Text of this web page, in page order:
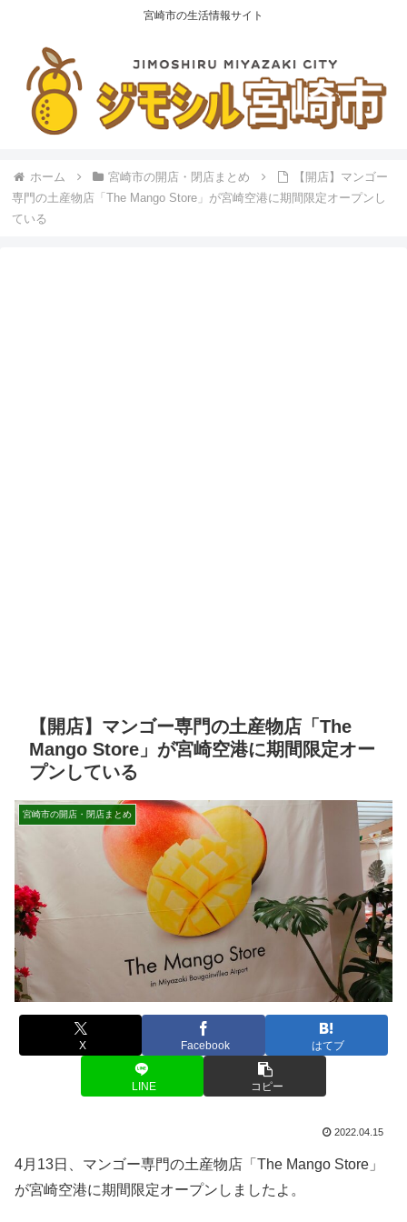
宮崎市の生活情報サイト
ホーム 宮崎市の開店・閉店まとめ
【開店】マンゴー
専門の土産物店「The Mango Store」が宮崎空港に期間限定オープンし
ている
【開店】マンゴー専門の土産物店「The
Mango Store」が宮崎空港に期間限定オー
プンしている
宮崎市の開店・閉店まとめ
X Facebook はてブ
LINE コピー
2022.04.15
4月13日、マンゴー専門の土産物店「The Mango Store」
が宮崎空港に期間限定オープンしましたよ。